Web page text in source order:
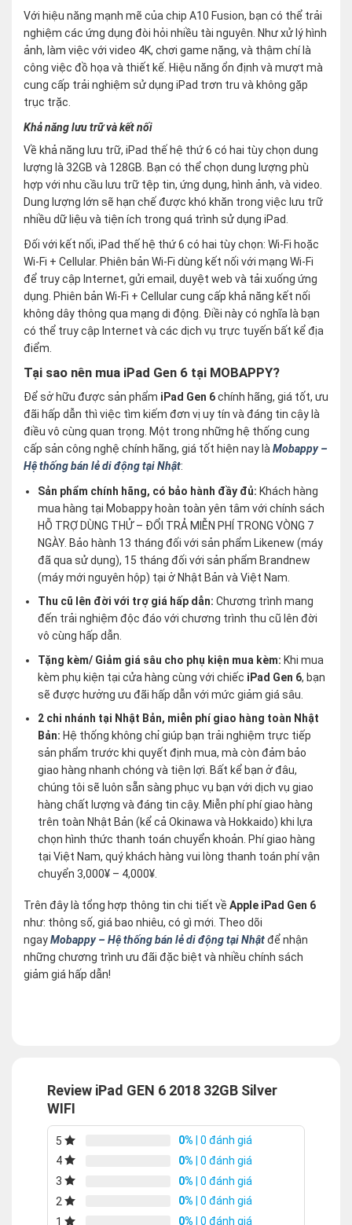
Với hiệu năng mạnh mẽ của chip A10 Fusion, bạn có thể trải
nghiệm các ứng dụng đòi hỏi nhiều tài nguyên. Như xử lý hình
ảnh, làm việc với video 4K, chơi game nặng, và thậm chí là
công việc đồ họa và thiết kế. Hiệu năng ổn định và mượt mà
cung cấp trải nghiệm sử dụng iPad trơn tru và không gặp
trục trặc.
Khả năng lưu trữ và kết nối
Về khả năng lưu trữ, iPad thế hệ thứ 6 có hai tùy chọn dung
lượng là 32GB và 128GB. Bạn có thể chọn dung lượng phù
hợp với nhu cầu lưu trữ tệp tin, ứng dụng, hình ảnh, và video.
Dung lượng lớn sẽ hạn chế được khó khăn trong việc lưu trữ
nhiều dữ liệu và tiện ích trong quá trình sử dụng iPad.
Đối với kết nối, iPad thế hệ thứ 6 có hai tùy chọn: Wi-Fi hoặc
Wi-Fi + Cellular. Phiên bản Wi-Fi dùng kết nối với mạng Wi-Fi
để truy cập Internet, gửi email, duyệt web và tải xuống ứng
dụng. Phiên bản Wi-Fi + Cellular cung cấp khả năng kết nối
không dây thông qua mạng di động. Điềi này có nghĩa là bạn
có thể truy cập Internet và các dịch vụ trực tuyến bất kể địa
điểm.
Tại sao nên mua iPad Gen 6 tại MOBAPPY?
Để sở hữu được sản phẩm iPad Gen 6chính hãng, giá tốt, ưu
đãi hấp dẫn thì việc tìm kiếm đơn vị uy tín và đáng tin cậy là
điều vô cùng quan trọng. Một trong những hệ thống cung
cấp sản công nghệ chính hãng, giá tốt hiện nay là Mobappy –
Hệ thống bán lẻ di động tại Nhật:
Sản phẩm chính hãng, có bảo hành đầy đủ: Khách hàng
mua hàng tại Mobappy hoàn toàn yên tâm với chính sách
HỖ TRỢ DÙNG THỬ – ĐỔI TRẢ MIỄN PHÍ TRONG VÒNG 7
NGÀY. Bảo hành 13 tháng đối với sản phẩm Likenew (máy
đã qua sử dụng), 15 tháng đối với sản phẩm Brandnew
(máy mới nguyên hộp) tại ở Nhật Bản và Việt Nam.
Thu cũ lên đời với trợ giá hấp dẫn:Chương trình mang
đến trải nghiệm độc đáo với chương trình thu cũ lên đời
vô cùng hấp dẫn.
Tặng kèm/ Giảm giá sâu cho phụ kiện mua kèm:Khi mua
kèm phụ kiện tại cửa hàng cùng với chiếc iPad Gen 6, bạn
sẽ được hưởng ưu đãi hấp dẫn với mức giảm giá sâu.
2 chi nhánh tại Nhật Bản, miễn phí giao hàng toàn Nhật
Bản: Hệ thống không chỉ giúp bạn trải nghiệm trực tiếp
sản phẩm trước khi quyết định mua, mà còn đảm bảo
giao hàng nhanh chóng và tiện lợi. Bất kể bạn ở đâu,
chúng tôi sẽ luôn sẵn sàng phục vụ bạn với dịch vụ giao
hàng chất lượng và đáng tin cậy. Miễn phí phí giao hàng
trên toàn Nhật Bản (kể cả Okinawa và Hokkaido) khi lựa
chọn hình thức thanh toán chuyển khoản. Phí giao hàng
tại Việt Nam, quý khách hàng vui lòng thanh toán phí vận
chuyển 3,000¥ – 4,000¥.
Trên đây là tổng hợp thông tin chi tiết về Apple iPad Gen 6
như: thông số, giá bao nhiêu, có gì mới. Theo dõi
ngayMobappy – Hệ thống bán lẻ di động tại Nhậtđể nhận
những chương trình ưu đãi đặc biệt và nhiều chính sách
giảm giá hấp dẫn!
Review iPad GEN 6 2018 32GB Silver
WIFI
5 0% | 0 đánh giá
4
0% | 0 đánh giá
3
0% | 0 đánh giá
2
0% | 0 đánh giá
1
0% | 0 đánh giá